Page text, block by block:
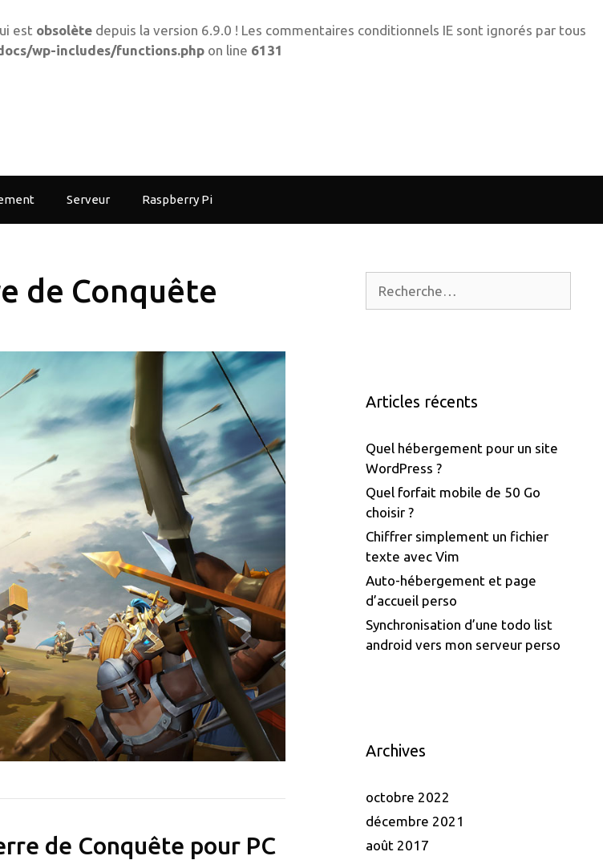
est obsolète depuis la version 6.9.0 ! Les commentaires conditionnels IE sont ignorés par tous
wp-includes/functions.php on line 6131
Serveur Raspberry Pi
de Conquête
de Conquête pour PC
Articles récents
Quel hébergement pour un site
WordPress ?
Quel forfait mobile de 50 Go
choisir ?
Chiffrer simplement un fichier
texte avec Vim
Auto-hébergement et page
d’accueil perso
Synchronisation d’une todo list
android vers mon serveur perso
Archives
octobre 2022
décembre 2021
août 2017